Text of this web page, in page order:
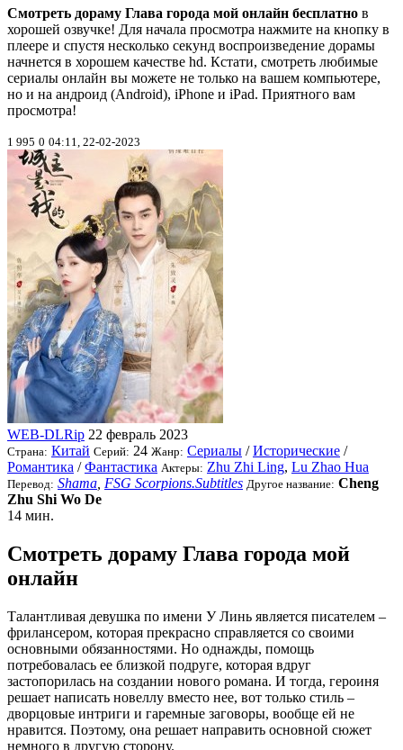
Смотреть дораму Глава города мой онлайн бесплатно в
хорошей озвучке! Для начала просмотра нажмите на кнопку в
плеере и спустя несколько секунд воспроизведение дорамы
начнется в хорошем качестве hd. Кстати, смотреть любимые
сериалы онлайн вы можете не только на вашем компьютере,
но и на андроид (Android), iPhone и iPad. Приятного вам
просмотра!
1 995 0 04:11, 22-02-2023
WEB-DLRip 22 февраль 2023
Страна: Китай Серий: 24 Жанр: Сериалы /Исторические /
Романтика /Фантастика Актеры: Zhu Zhi Ling, Lu Zhao Hua
Перевод: Shama FSG Scorpions.Subtitles Другое название: Cheng
Zhu Shi Wo De
14 мин.
Смотреть дораму Глава города мой
онлайн
Талантливая девушка по имени У Линь является писателем –
фрилансером, которая прекрасно справляется со своими
основными обязанностями. Но однажды, помощь
потребовалась ее близкой подруге, которая вдруг
застопорилась на создании нового романа. И тогда, героиня
решает написать новеллу вместо нее, вот только стиль –
дворцовые интриги и гаремные заговоры, вообще ей не
нравится. Поэтому, она решает направить основной сюжет
немного в другую сторону.